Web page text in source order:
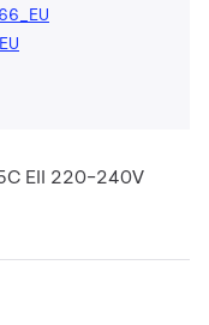
EII 220-240V